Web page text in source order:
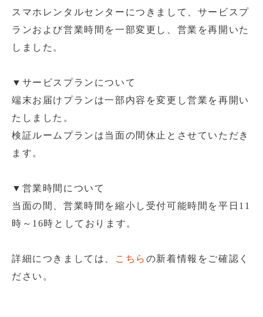
スマホレンタルセンターにつきまして、サービスプ
ランおよび営業時間を一部変更し、営業を再開いた
しました。
▼サービスプランについて
端末お届けプランは一部内容を変更し営業を再開い
たしました。
検証ルームプランは当面の間休止とさせていただき
ます。
▼営業時間について
当面の間、営業時間を縮小し受付可能時間を平日11
時～16時としております。
詳細につきましては、 こちら の新着情報をご確認く
ださい。